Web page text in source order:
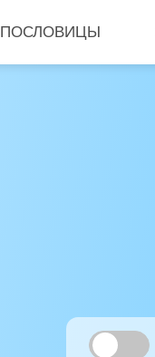
ПОСЛОВИЦЫ